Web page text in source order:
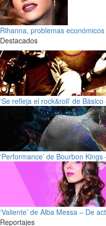
Rihanna, problemas
Destacados
‘Se refleja el rock&roll’ de
‘Performance’ de Bourbon
‘Valiente’ de Alba Messa – De
Reportajes